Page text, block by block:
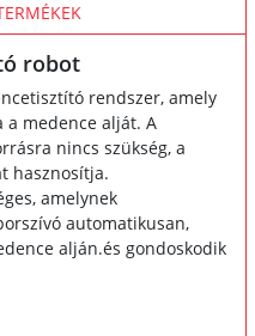
robot
rendszer, amely
a medence alját. A
nincs szükség, a
hasznosítja.
amelynek
automatikusan,
alján.és gondoskodik